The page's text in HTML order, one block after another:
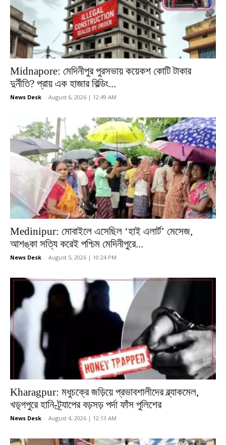
Midnapore: মেদিনীপুর পুরসভায় কয়েকশ কোটি টাকার
দুর্নীতি? প্রায় এক হাজার বিল্ডিং...
News Desk - August 6, 2026 | 12:49 AM
Medinipur: মোবাইলে এসেছিল ‘হাই এলার্ট’ মেসেজ,
আশঙ্কা সত্যি করেই পশ্চিম মেদিনীপুরে...
News Desk - August 5, 2026 | 10:24 PM
Kharagpur: মধুচক্রে জড়িয়ে প্রভাবশালীদের ব্ল্যাকমেল,
খড়্গপুরে হানি-ট্র্যাপের বড়সড় পর্দা ফাঁস পুলিশের
News Desk - August 4, 2026 | 12:13 AM